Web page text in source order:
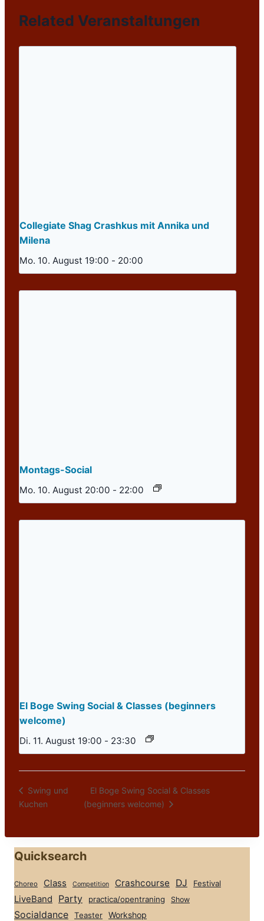
Related Veranstaltungen
Collegiate Shag Crashkus mit Annika und
Milena
Mo. 10. August 19:00 - 20:00
Montags-Social
Mo. 10. August 20:00 - 22:00
El Boge Swing Social & Classes (beginners
welcome)
Di. 11. August 19:00 - 23:30
Swing und
Kuchen
El Boge Swing Social & Classes
(beginners welcome)
Quicksearch
Choreo Class Competition Crashcourse DJ Festival
LiveBand Party practica/opentraning Show
Socialdance Teaster Workshop